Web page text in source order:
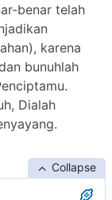
benar telah
karena
bunuhlah
Dialah
Collapse